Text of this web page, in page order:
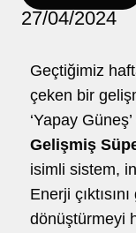
27/04/2024
Geçtiğimiz
çeken bir
‘Yapay
Gelişmiş
isimli sistem,
Enerji
dönüştürmeyi